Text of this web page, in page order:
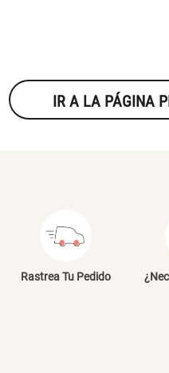
IR A LA PÁGINA
Rastrea Tu Pedido